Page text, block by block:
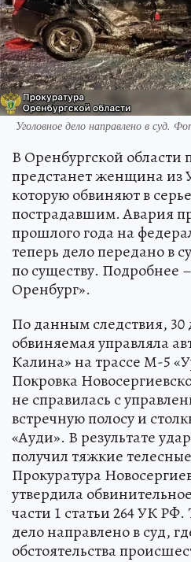
Уголовное дело направлено в суд.
В Оренбургской области
предстанет женщина из
которую обвиняют в
пострадавшим. Авария
прошлого года на
теперь дело передано в
по существу. Подробнее
Оренбург».
По данным следствия, 30
обвиняемая управляла
Калина» на трассе М-5
Покровка
не справилась с
встречную полосу и
«Ауди». В результате
получил тяжкие
Прокуратура
утвердила
части 1 статьи 264 УК РФ.
дело направлено в суд,
обстоятельства